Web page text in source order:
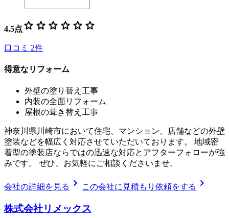
4.5点 star star star star star star
口コミ 2件
得意なリフォーム
外壁の塗り替え工事
内装の全面リフォーム
屋根の葺き替え工事
神奈川県川崎市において住宅、マンション、店舗などの外壁
塗装などを幅広く対応させていただいております。 地域密
着型の塗装店ならではの迅速な対応とアフターフォローが強
みです。 ぜひ、お気軽にご相談くださいませ。
会社の詳細を見る chevron_right この会社に見積もり依頼をする chevron_right
株式会社リメックス